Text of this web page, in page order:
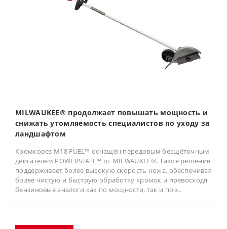
MILWAUKEE® продолжает повышать мощность и
снижать утомляемость специалистов по уходу за
ландшафтом
Кромкорез M18 FUEL™ оснащён передовым бесщёточным
двигателем POWERSTATE™ от MILWAUKEE®. Такое решение
поддерживает более высокую скорость ножа, обеспечивая
более чистую и быструю обработку кромок и превосходя
бензиновые аналоги как по мощности, так и по э..